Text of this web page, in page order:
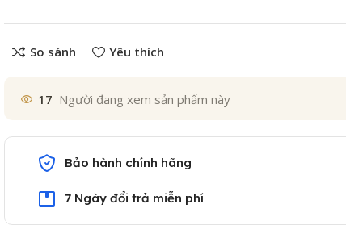
So sánh Yêu thích
17 Người đang xem sản phẩm này
Bảo hành chính hãng
7 Ngày đổi trả miễn phí